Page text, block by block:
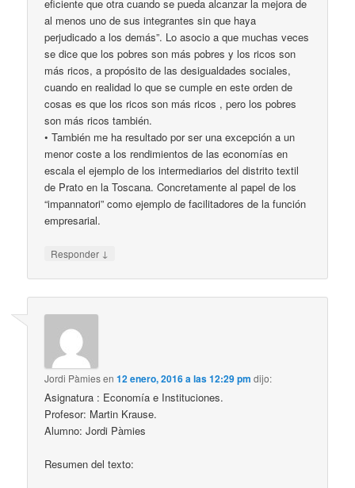
eficiente que otra cuando se pueda alcanzar la mejora de
al menos uno de sus integrantes sin que haya
perjudicado a los demás”. Lo asocio a que muchas veces
se dice que los pobres son más pobres y los ricos son
más ricos, a propósito de las desigualdades sociales,
cuando en realidad lo que se cumple en este orden de
cosas es que los ricos son más ricos , pero los pobres
son más ricos también.
• También me ha resultado por ser una excepción a un
menor coste a los rendimientos de las economías en
escala el ejemplo de los intermediarios del distrito textil
de Prato en la Toscana. Concretamente al papel de los
“impannatori” como ejemplo de facilitadores de la función
empresarial.
Responder ↓
Jordi Pàmiesen12 enero, 2016 a las 12:29 pm dijo:
Asignatura : Economía e Instituciones.
Profesor: Martin Krause.
Alumno: Jordi Pàmies
Resumen del texto: